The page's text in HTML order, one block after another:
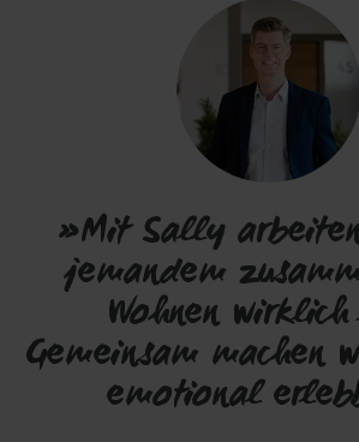
»Mit Sally
jemandem
Wohnen
Gemeinsam machen
emotional